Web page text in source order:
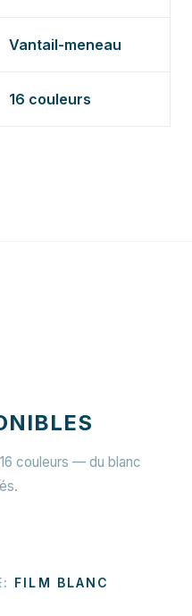
Vantail-meneau
16 couleurs
couleurs — du blanc
: FILM BLANC